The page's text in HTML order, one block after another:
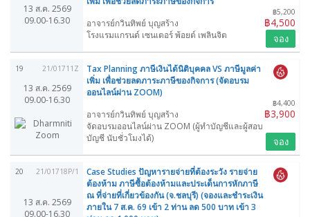
13 ส.ค. 2569
09.00-16.30
฿5,200
฿4,500
อาจารย์กวินทิพย์ บุญสร้าง
โรงแรมแกรนด์ เซนเตอร์ พ้อยต์ เพลินจิต
จอง
19 21/01711Z
13 ส.ค. 2569
09.00-16.30
Tax Planning ภาษีเงินได้นิติบุคคล VS ภาษีมูลค่า
เพิ่ม เพื่อช่วยลดภาระภาษีของกิจการ (จัดอบรม
ออนไลน์ผ่าน ZOOM)
฿4,400
฿3,900
อาจารย์กวินทิพย์ บุญสร้าง
จัดอบรมออนไลน์ผ่าน ZOOM (ผู้ทำบัญชีและผู้สอบ
บัญชี นับชั่วโมงได้)
จอง
20 21/01718P/1
13 ส.ค. 2569
09.00-16.30
Case Studies ปัญหารายจ่ายที่ต้องระวัง รายจ่าย
ต้องห้าม ภาษีซื้อต้องห้ามและประเด็นการหักภาษี
ณ ที่จ่ายที่เกี่ยวข้องกัน (จ.ชลบุรี) (จองและชำระเงิน
ภายใน 7 ส.ค. 69 เข้า 2 ท่าน ลด 500 บาท เข้า 3